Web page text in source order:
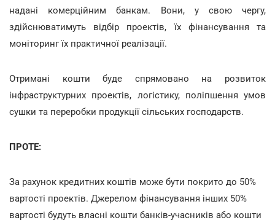
надані комерційним банкам. Вони, у свою чергу,
здійснюватимуть відбір проектів, їх фінансування та
моніторинг їх практичної реалізації.
Отримані кошти буде спрямовано на розвиток
інфраструктурних проектів, логістику, поліпшення умов
сушки та переробки продукції сільських господарств.
ПРОТЕ:
За рахунок кредитних коштів може бути покрито до 50%
вартості проектів. Джерелом фінансування інших 50%
вартості будуть власні кошти банків-учасників або кошти